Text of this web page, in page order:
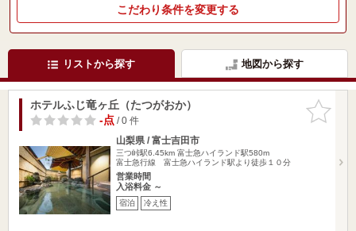
こだわり条件を変更する
リストから探す 地図から探す
お気に入
りに追加
ホテルふじ竜ヶ丘（たつがおか）
-点/ 0 件
山梨県 / 富士吉田市
三つ峠駅6.45km 富士急ハイランド駅580m
富士急行線 富士急ハイランド駅より徒歩１０分
営業時間
入浴料金 ～
宿泊 冷え性